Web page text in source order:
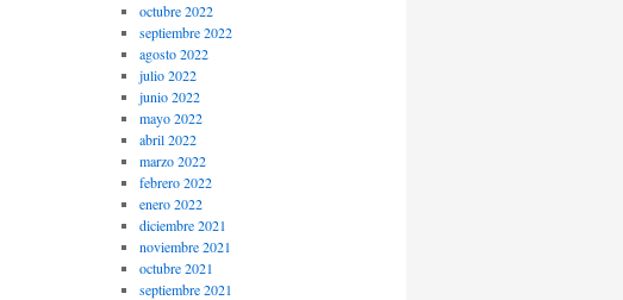
octubre 2022
septiembre 2022
agosto 2022
julio 2022
junio 2022
mayo 2022
abril 2022
marzo 2022
febrero 2022
enero 2022
diciembre 2021
noviembre 2021
octubre 2021
septiembre 2021